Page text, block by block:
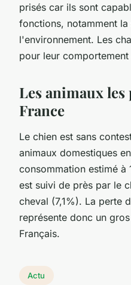
prisés car ils sont
fonctions, notamment
l'environnement. Les
pour leur
Les animaux les
France
Le chien est sans
animaux domestiques
consommation estimé
est suivi de près par le
cheval (7,1%). La perte
représente donc un
Français.
Actu